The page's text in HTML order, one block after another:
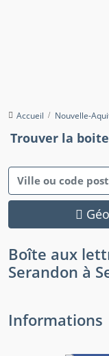
Accueil Nouvelle-
Trouver la
Boîte aux
Serandon à
Informations